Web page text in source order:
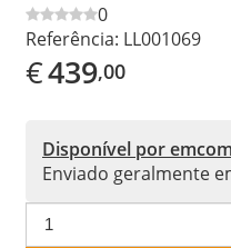
0
Referência: LL001069
€439,00
Disponível por
Enviado geralmente